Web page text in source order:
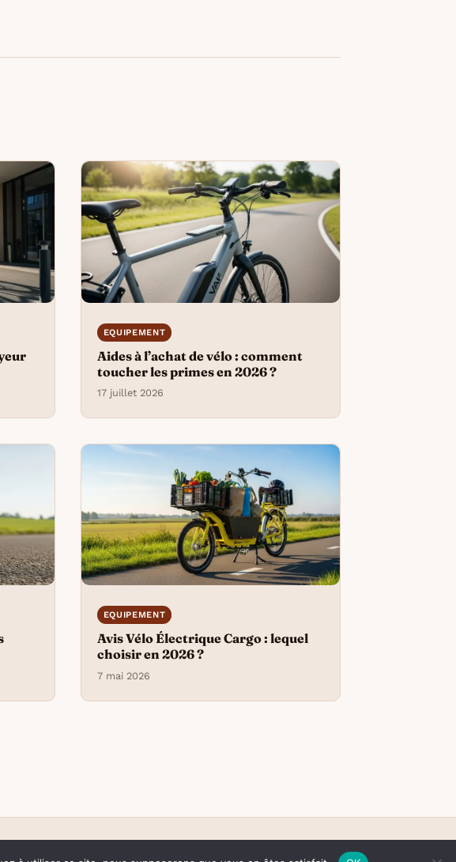
EQUIPEMENT
Aides à l’achat de vélo : comment
toucher les primes en 2026 ?
17 juillet 2026
EQUIPEMENT
Avis Vélo Électrique Cargo : lequel
choisir en 2026 ?
7 mai 2026